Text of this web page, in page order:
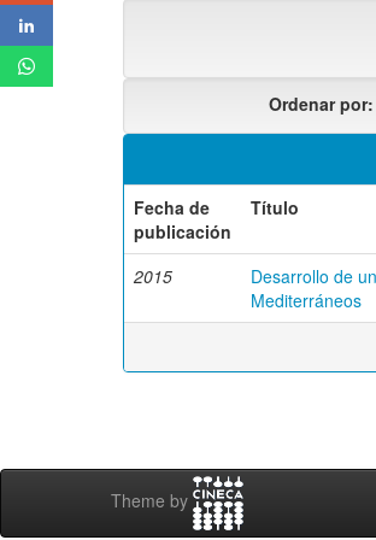
Ordenar por:
Fecha de
publicación
Título
2015
Desarrollo de
Mediterráneos
Theme by